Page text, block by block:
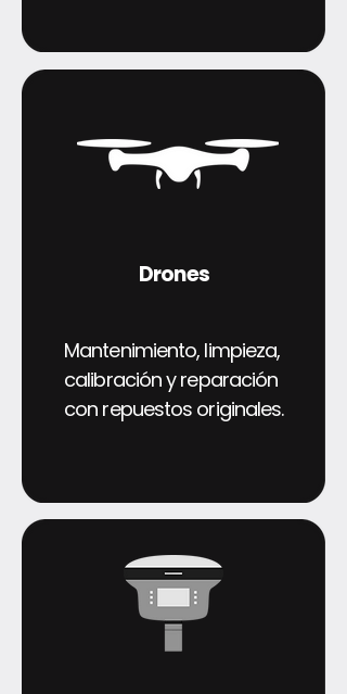
Drones
Mantenimiento, limpieza,
calibración y reparación
con repuestos originales.